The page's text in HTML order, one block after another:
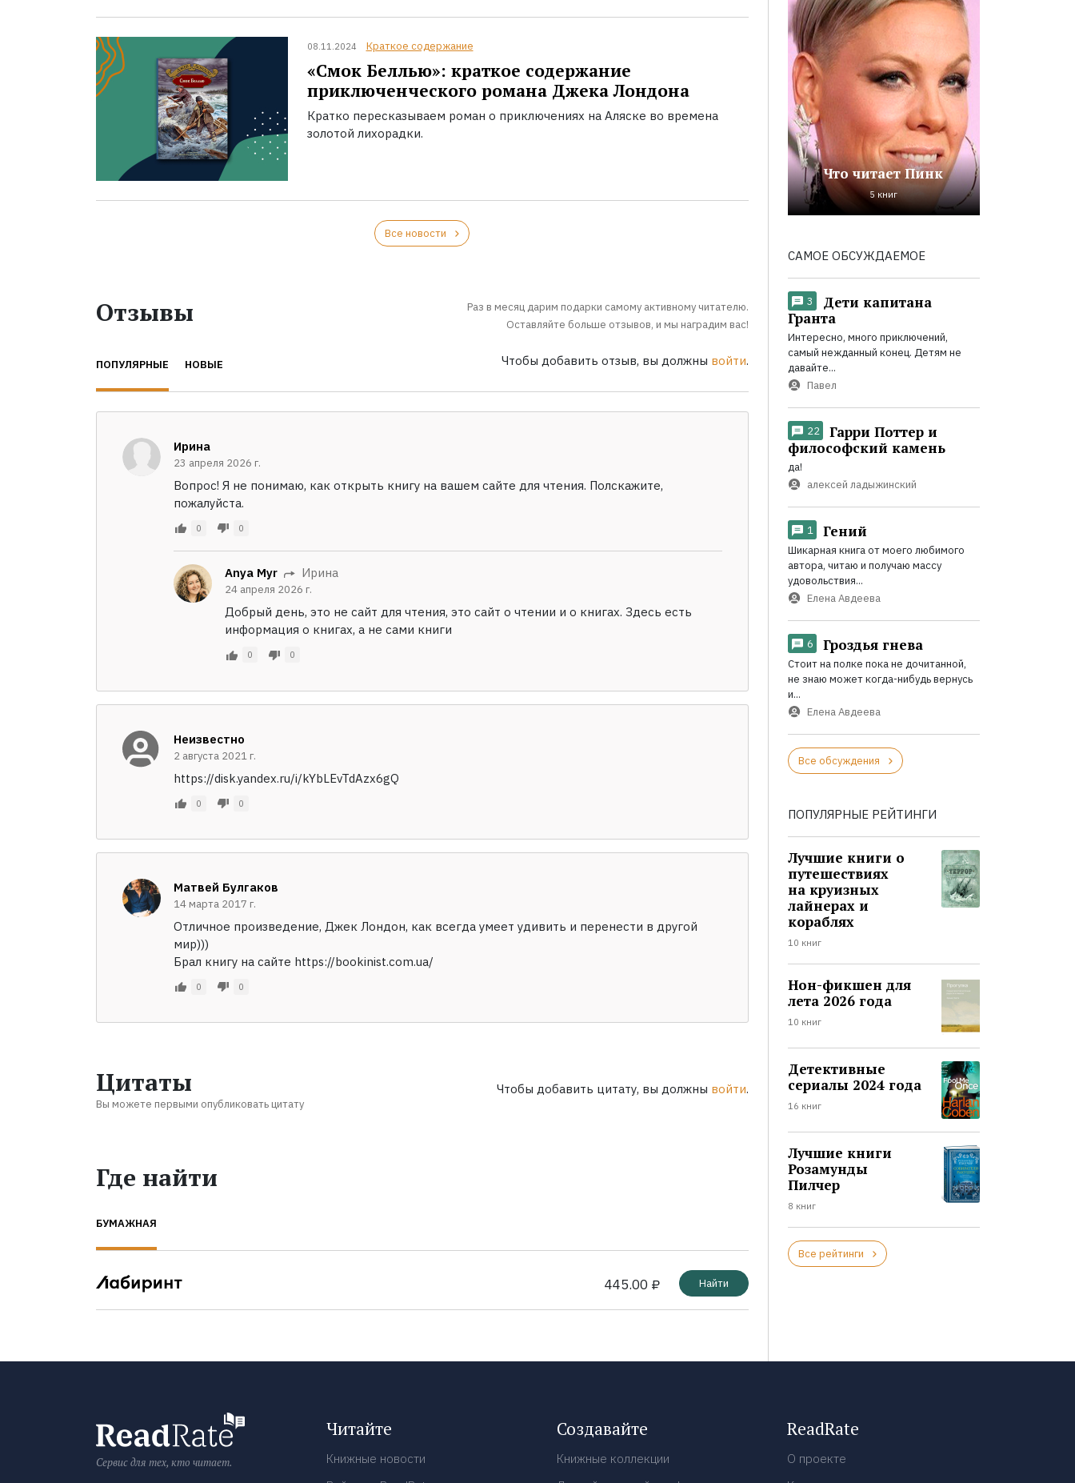
08.11.2024 Краткое содержание
«Смок Беллью»: краткое содержание
приключенческого романа Джека Лондона
Кратко пересказываем роман о приключениях на Аляске во времена
золотой лихорадки.
Все новости
Отзывы
Раз в месяц дарим подарки самому активному читателю.
Оставляйте больше отзывов, и мы наградим вас!
Чтобы добавить отзыв, вы должны войти.
ПОПУЛЯРНЫЕ НОВЫЕ
Ирина
23 апреля 2026 г.
Вопрос! Я не понимаю, как открыть книгу на вашем сайте для чтения. Полскажите,
пожалуйста.
0 0
Anya Myr Ирина
24 апреля 2026 г.
Добрый день, это не сайт для чтения, это сайт о чтении и о книгах. Здесь есть
информация о книгах, а не сами книги
0 0
Неизвестно
2 августа 2021 г.
https://disk.yandex.ru/i/kYbLEvTdAzx6gQ
0 0
Матвей Булгаков
14 марта 2017 г.
Отличное произведение, Джек Лондон, как всегда умеет удивить и перенести в другой
мир)))
Брал книгу на сайте https://bookinist.com.ua/
0 0
Цитаты
Вы можете первыми опубликовать цитату
Чтобы добавить цитату, вы должны войти.
Где найти
БУМАЖНАЯ
445.00 ₽ Найти
Что читает Пинк
5 книг
САМОЕ ОБСУЖДАЕМОЕ
3
Дети капитана
Гранта
Интересно, много приключений,
самый нежданный конец. Детям не
давайте...
Павел
22
Гарри Поттер и
философский камень
да!
алексей ладыжинский
1 Гений
Шикарная книга от моего любимого
автора, читаю и получаю массу
удовольствия...
Елена Авдеева
6 Гроздья гнева
Стоит на полке пока не дочитанной,
не знаю может когда-нибудь вернусь
и...
Елена Авдеева
Все обсуждения
ПОПУЛЯРНЫЕ РЕЙТИНГИ
Лучшие книги о
путешествиях
на круизных
лайнерах и
кораблях
10 книг
Нон-фикшен для
лета 2026 года
10 книг
Детективные
сериалы 2024 года
16 книг
Лучшие книги
Розамунды
Пилчер
8 книг
Все рейтинги
Сервис для тех, кто читает.
Читайте
Книжные новости
Создавайте
Книжные коллекции
ReadRate
О проекте